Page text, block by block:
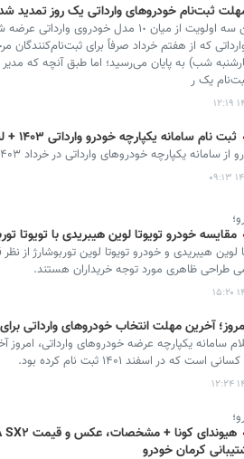
ثبت‌نام خودروهای وارداتی یک روز تمدید
مهلت تعیین سه اولویت از میان ١٠ مدل
که از هفتم خرداد صرفاً برای ثبت‌نام‌کنندگان
شب) به پایان می‌رسید؛ اما طبق آنچه که مدیر
یک ر
ثبت نام سامانه یکپارچه خودرو وارداتی ۱۴۰۳ + لیست و قیمت
سامانه یکپارچه خودروهای وارداتی در خرداد ۱۴۰۳ آغاز شد.
مقایسه خودرو تویوتا لوین هیبریدی با تویوتا
لوین هیبریدی و خودرو تویوتا لوین توربوشارژ از
طراحی ظاهری مورد توجه خریداران هستند.
آخرین مهلت انتخاب خودروهای وارداتی برای
سامانه یکپارچه عرضه خودروهای وارداتی،
است که در اسفند ۱۴۰۱ ثبت نام کرده بود.
کرمان خودرو